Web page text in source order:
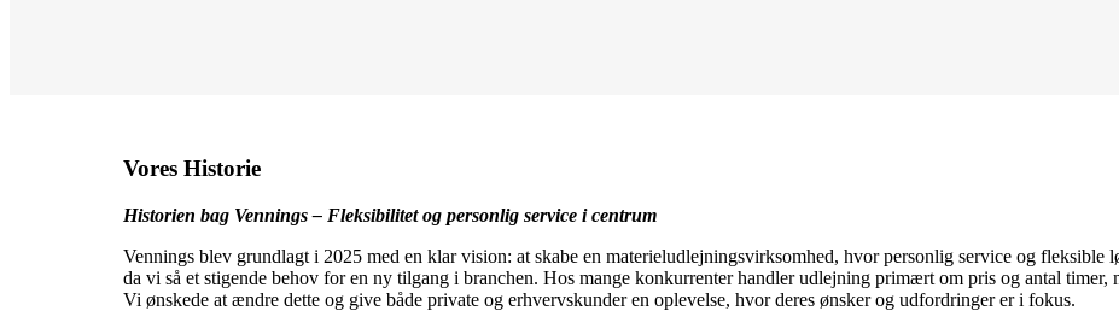
Vores Historie
Historien bag Vennings – Fleksibilitet og personlig service i centrum
Vennings blev grundlagt i 2025 med en klar vision: at skabe en materieludlejningsvirksomhed, hvor personlig service og fleksible
da vi så et stigende behov for en ny tilgang i branchen. Hos mange konkurrenter handler udlejning primært om pris og antal timer,
Vi ønskede at ændre dette og give både private og erhvervskunder en oplevelse, hvor deres ønsker og udfordringer er i fokus.